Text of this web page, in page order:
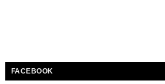
FACEBOOK